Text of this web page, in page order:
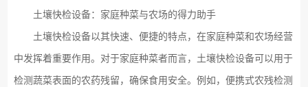
土壤快检设备：家庭种菜与农场的得力助手
土壤快检设备以其快速、便捷的特点，在家庭种菜和农场经营
中发挥着重要作用。对于家庭种菜者而言， 土壤快检设备可以用于
检测蔬菜表面的农药残留，确保食用安全。例如，便携式农残检测